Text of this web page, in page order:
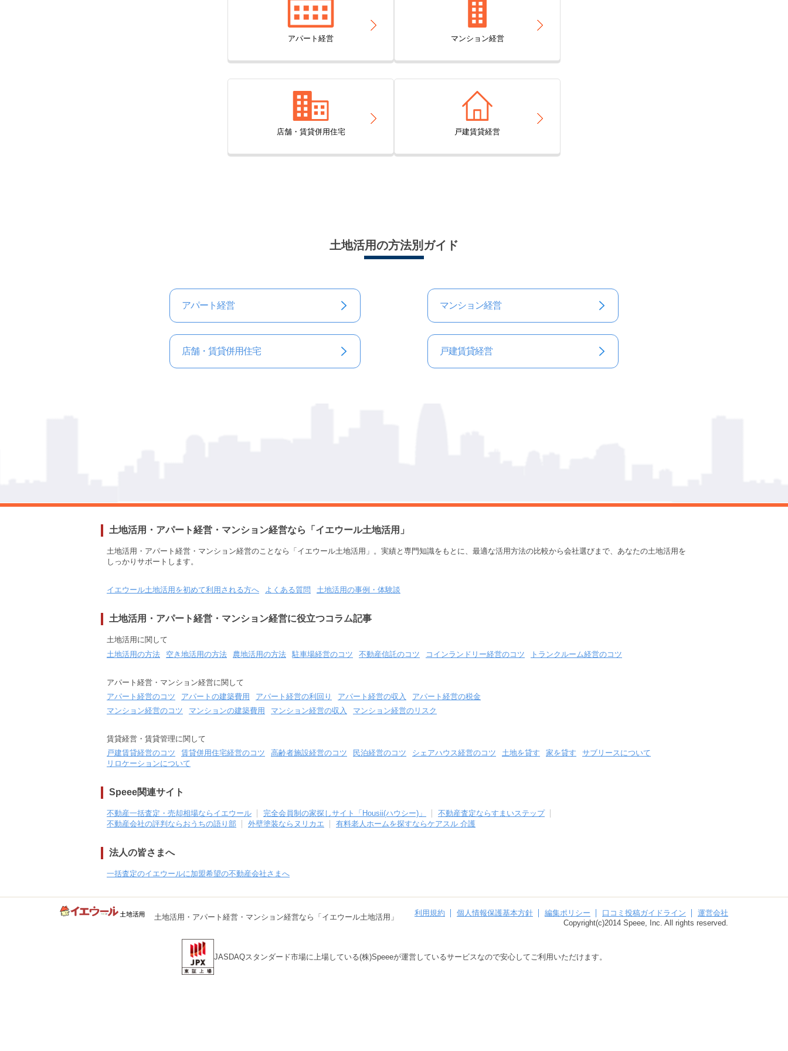
アパート経営 マンション経営
店舗・賃貸併用住宅 戸建賃貸経営
土地活用の方法別ガイド
アパート経営 マンション経営
店舗・賃貸併用住宅 戸建賃貸経営
土地活用・アパート経営・マンション経営なら「イエウール土地活用」
土地活用・アパート経営・マンション経営のことなら「イエウール土地活用」。実績と専門知識をもとに、最適な活用方法の比較から会社選びまで、あなたの土地活用を
しっかりサポートします。
イエウール土地活用を初めて利用される方へ よくある質問 土地活用の事例・体験談
土地活用・アパート経営・マンション経営に役立つコラム記事
土地活用に関して
土地活用の方法
空き地活用の方法 農地活用の方法 駐車場経営のコツ 不動産信託のコツ コインランドリー経営のコツ トランクルーム経営のコツ
アパート経営・マンション経営に関して
アパート経営のコツ
アパートの建築費用 アパート経営の利回り アパート経営の収入
アパート経営の税金
マンション経営のコツ
マンションの建築費用 マンション経営の収入 マンション経営のリスク
賃貸経営・賃貸管理に関して
戸建賃貸経営のコツ
賃貸併用住宅経営のコツ 高齢者施設経営のコツ 民泊経営のコツ シェアハウス経営のコツ 土地を貸す 家を貸す
サブリースについて
リロケーションについて
Speee関連サイト
不動産一括査定・売却相場ならイエウール 完全会員制の家探しサイト「Housii(ハウシー)」
不動産査定ならすまいステップ
不動産会社の評判ならおうちの語り部
外壁塗装ならヌリカエ 有料老人ホームを探すならケアスル 介護
法人の皆さまへ
一括査定のイエウールに加盟希望の不動産会社さまへ
土地活用・アパート経営・マンション経営なら「イエウール土地活用」 利用規約 個人情報保護基本方針 編集ポリシー 口コミ投稿ガイドライン
運営会社
Copyright(c)2014 Speee, Inc. All rights reserved.
JASDAQスタンダード市場に上場している(株)Speeeが運営しているサービスなので安心してご利用いただけます。